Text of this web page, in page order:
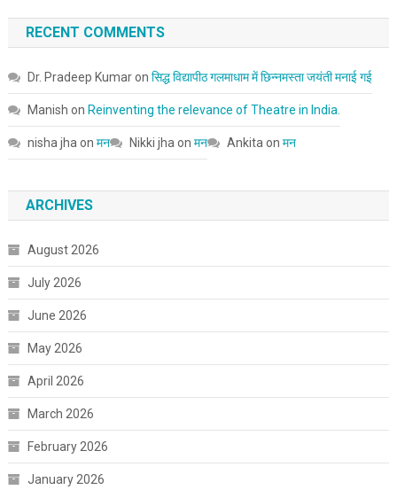
RECENT COMMENTS
Dr. Pradeep Kumaron सिद्ध विद्यापीठ गलमाधाम में छिन्नमस्ता जयंती मनाई गई
Manish on Reinventing the relevance of Theatre in India.
nisha jha on मन Nikki jha on मन Ankita on मन
ARCHIVES
August 2026
July 2026
June 2026
May 2026
April 2026
March 2026
February 2026
January 2026